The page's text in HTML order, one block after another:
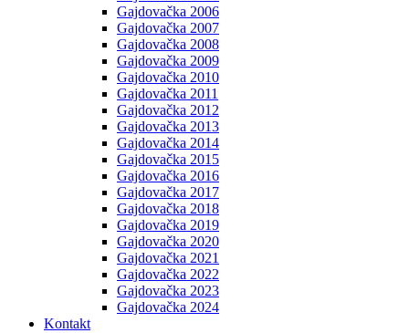
Gajdovačka 2006
Gajdovačka 2007
Gajdovačka 2008
Gajdovačka 2009
Gajdovačka 2010
Gajdovačka 2011
Gajdovačka 2012
Gajdovačka 2013
Gajdovačka 2014
Gajdovačka 2015
Gajdovačka 2016
Gajdovačka 2017
Gajdovačka 2018
Gajdovačka 2019
Gajdovačka 2020
Gajdovačka 2021
Gajdovačka 2022
Gajdovačka 2023
Gajdovačka 2024
Kontakt